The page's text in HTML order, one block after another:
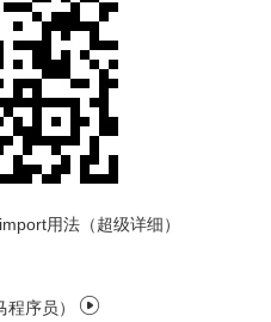
用法（超级详细）
